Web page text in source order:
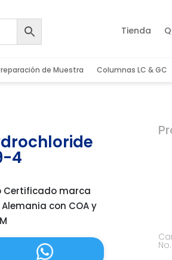
Tienda
de Muestra Columnas LC & GC
4
Certificado marca
con COA y